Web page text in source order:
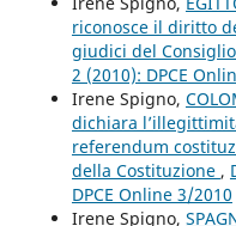
riconosce il diritto
giudici del
2 (2010): DPCE
Irene Spigno,
dichiara
referendum
della Costituzione ,
DPCE Online 3/2010
Irene Spigno,